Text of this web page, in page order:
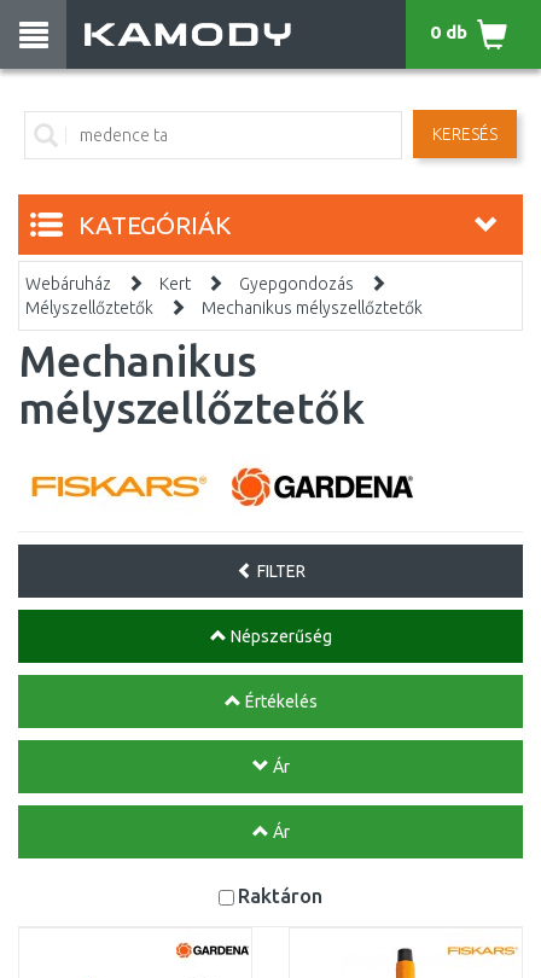
KERESÉS
0 db
KATEGÓRIÁK
Webáruház Kert
Gyepgondozás
Mélyszellőztetők
Mechanikus mélyszellőztetők
Mechanikus
mélyszellőztetők
FILTER
Népszerűség
Értékelés
Ár
Ár
Raktáron